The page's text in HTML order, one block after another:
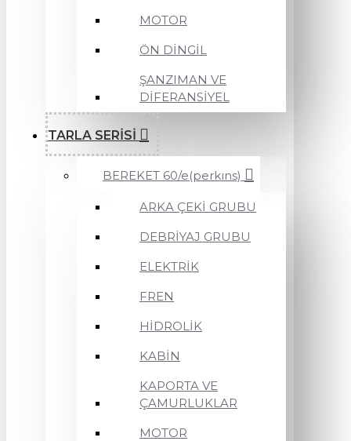
MOTOR
ÖN DİNGİL
ŞANZIMAN VE
DİFERANSİYEL
TARLA SERİSİ
BEREKET 60/e(perkıns)
ARKA ÇEKİ GRUBU
DEBRİYAJ GRUBU
ELEKTRİK
FREN
HİDROLİK
KABİN
KAPORTA VE
ÇAMURLUKLAR
MOTOR